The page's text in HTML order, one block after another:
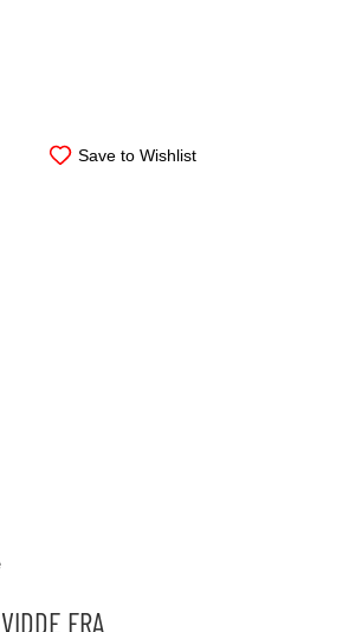
Save to Wishlist
FRA